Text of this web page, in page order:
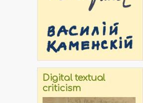
Digital textual
criticism